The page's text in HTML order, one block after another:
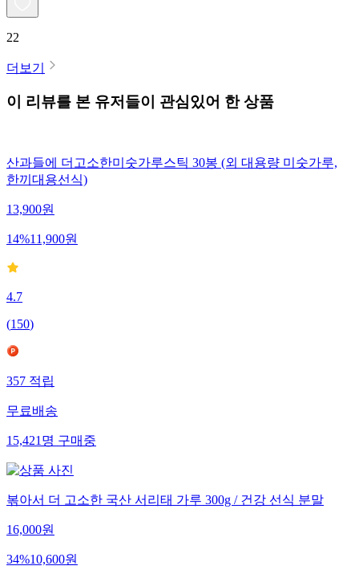
22
더보기
이 리뷰를 본 유저들이 관심있어 한 상품
산과들에 더고소한미숫가루스틱 30봉 (외 대용량 미숫가루,
한끼대용선식)
13,900원
14%11,900원
4.7
(150)
357적립
무료배송
15,421명구매중
볶아서 더 고소한 국산 서리태 가루 300g / 건강 선식 분말
16,000원
34%10,600원